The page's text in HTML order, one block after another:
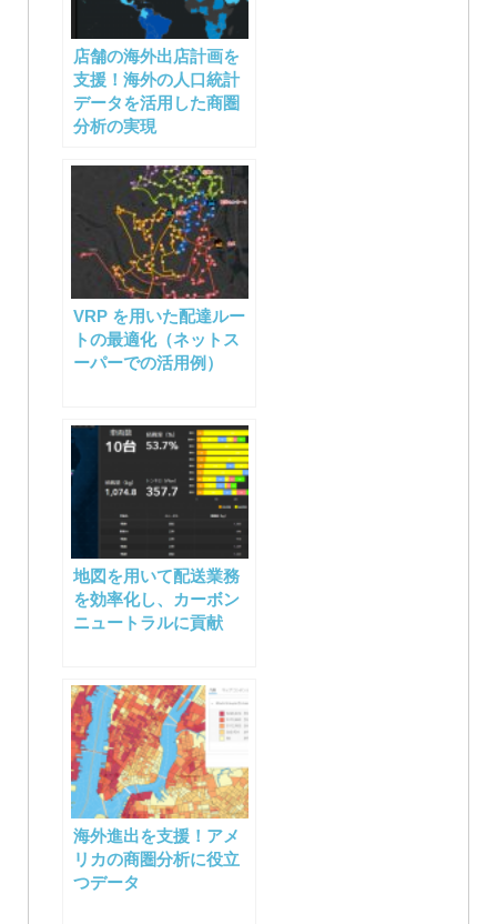
店舗の海外出店計画を
支援！海外の人口統計
データを活用した商圏
分析の実現
VRP を用いた配達ルー
トの最適化（ネットス
ーパーでの活用例）
地図を用いて配送業務
を効率化し、カーボン
ニュートラルに貢献
海外進出を支援！アメ
リカの商圏分析に役立
つデータ